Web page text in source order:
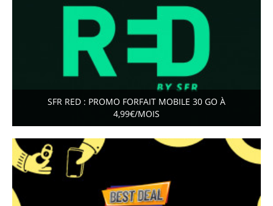
SFR RED : PROMO FORFAIT MOBILE 30 GO À
4,99€/MOIS